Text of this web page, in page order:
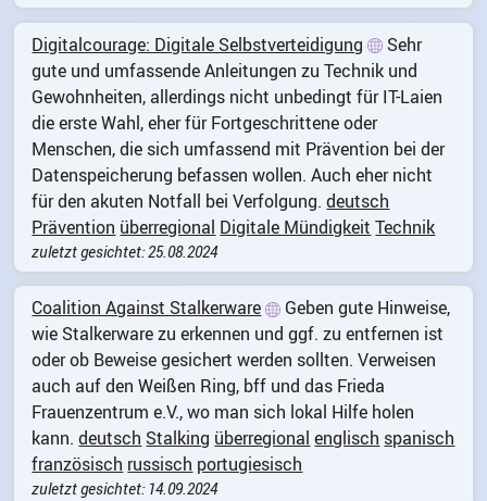
Digitalcourage: Digitale Selbstverteidigung
Sehr
gute und umfassende Anleitungen zu Technik und
Gewohnheiten, allerdings nicht unbedingt für IT-Laien
die erste Wahl, eher für Fortgeschrittene oder
Menschen, die sich umfassend mit Prävention bei der
Datenspeicherung befassen wollen. Auch eher nicht
für den akuten Notfall bei Verfolgung. deutsch
Prävention überregional Digitale Mündigkeit Technik
zuletzt gesichtet: 25.08.2024
Coalition Against Stalkerware
Geben gute Hinweise,
wie Stalkerware zu erkennen und ggf. zu entfernen ist
oder ob Beweise gesichert werden sollten. Verweisen
auch auf den Weißen Ring, bff und das Frieda
Frauenzentrum e.V., wo man sich lokal Hilfe holen
kann. deutsch Stalking überregional englisch spanisch
französisch russisch portugiesisch
zuletzt gesichtet: 14.09.2024